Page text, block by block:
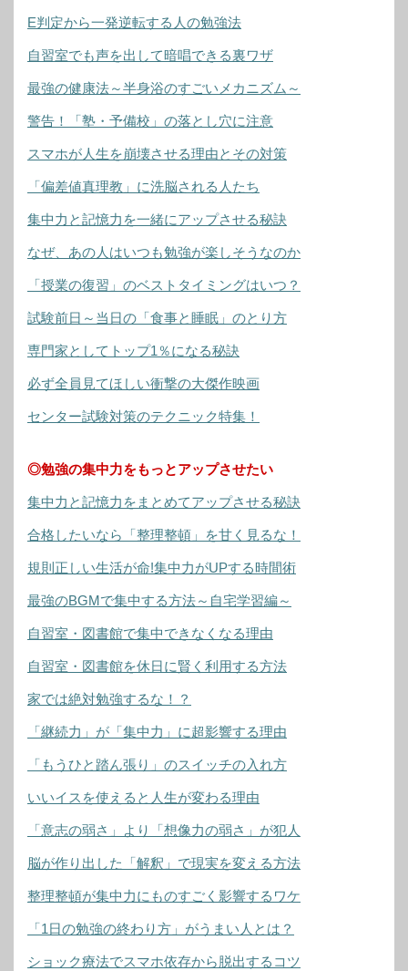
E判定から一発逆転する人の勉強法
自習室でも声を出して暗唱できる裏ワザ
最強の健康法～半身浴のすごいメカニズム～
警告！「塾・予備校」の落とし穴に注意
スマホが人生を崩壊させる理由とその対策
「偏差値真理教」に洗脳される人たち
集中力と記憶力を一緒にアップさせる秘訣
なぜ、あの人はいつも勉強が楽しそうなのか
「授業の復習」のベストタイミングはいつ？
試験前日～当日の「食事と睡眠」のとり方
専門家としてトップ1％になる秘訣
必ず全員見てほしい衝撃の大傑作映画
センター試験対策のテクニック特集！
◎勉強の集中力をもっとアップさせたい
集中力と記憶力をまとめてアップさせる秘訣
合格したいなら「整理整頓」を甘く見るな！
規則正しい生活が命!集中力がUPする時間術
最強のBGMで集中する方法～自宅学習編～
自習室・図書館で集中できなくなる理由
自習室・図書館を休日に賢く利用する方法
家では絶対勉強するな！？
「継続力」が「集中力」に超影響する理由
「もうひと踏ん張り」のスイッチの入れ方
いいイスを使えると人生が変わる理由
「意志の弱さ」より「想像力の弱さ」が犯人
脳が作り出した「解釈」で現実を変える方法
整理整頓が集中力にものすごく影響するワケ
「1日の勉強の終わり方」がうまい人とは？
ショック療法でスマホ依存から脱出するコツ